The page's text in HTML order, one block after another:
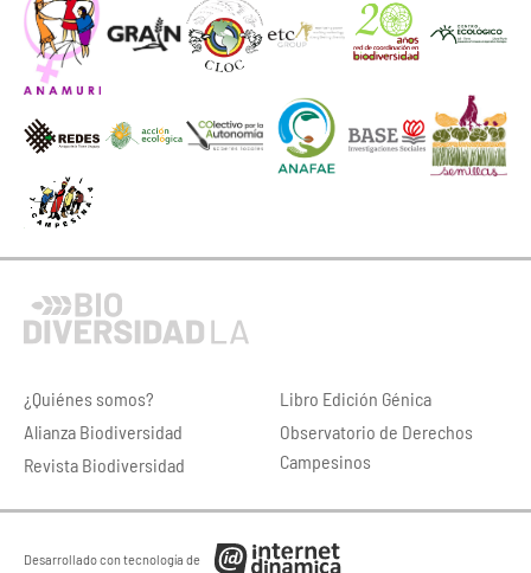
¿Quiénes somos?
Alianza Biodiversidad
Revista Biodiversidad
Libro Edición Génica
Observatorio de Derechos
Campesinos